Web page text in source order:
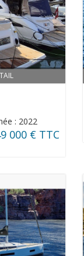
: 2022
000 € TTC